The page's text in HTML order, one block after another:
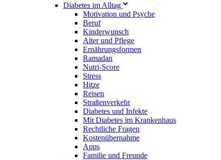
Diabetes im Alltag
Motivation und Psyche
Beruf
Kinderwunsch
Alter und Pflege
Ernährungsformen
Ramadan
Nutri-Score
Stress
Hitze
Reisen
Straßenverkehr
Diabetes und Infekte
Mit Diabetes im Krankenhaus
Rechtliche Fragen
Kostenübernahme
Apps
Familie und Freunde